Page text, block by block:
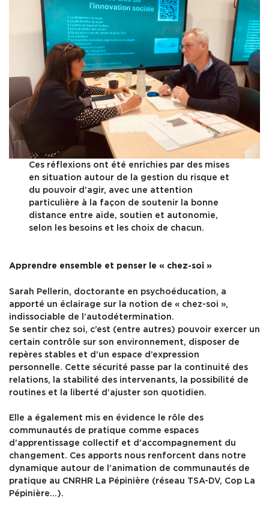
Ces réflexions ont été enrichies par des mises
en situation autour de la gestion du risque et
du pouvoir d’agir, avec une attention
particulière à la façon de soutenir la bonne
distance entre aide, soutien et autonomie,
selon les besoins et les choix de chacun.
Apprendre ensemble et penser le « chez-soi »
Sarah Pellerin, doctorante en psychoéducation, a
apporté un éclairage sur la notion de « chez-soi »,
indissociable de l’autodétermination.
Se sentir chez soi, c’est (entre autres) pouvoir exercer un
certain contrôle sur son environnement, disposer de
repères stables et d’un espace d’expression
personnelle. Cette sécurité passe par la continuité des
relations, la stabilité des intervenants, la possibilité de
routines et la liberté d’ajuster son quotidien.
Elle a également mis en évidence le rôle des
communautés de pratique comme espaces
d’apprentissage collectif et d’accompagnement du
changement. Ces apports nous renforcent dans notre
dynamique autour de l’animation de communautés de
pratique au CNRHR La Pépinière (réseau TSA-DV, Cop La
Pépinière…).